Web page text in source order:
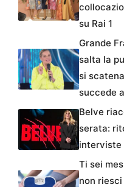
su Rai 1
Grande
salta la
si
succede
Belve
serata:
interviste
Ti sei
non